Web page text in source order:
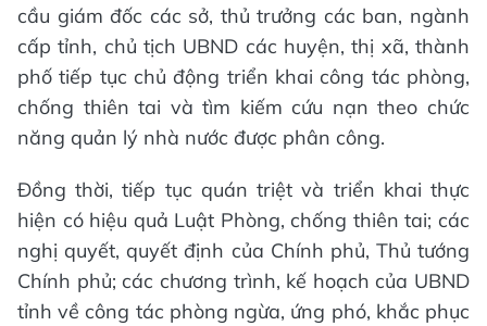
cầu giám đốc các sở, thủ trưởng các ban, ngành
cấp tỉnh, chủ tịch UBND các huyện, thị xã, thành
phố tiếp tục chủ động triển khai công tác phòng,
chống thiên tai và tìm kiếm cứu nạn theo chức
năng quản lý nhà nước được phân công.
Đồng thời, tiếp tục quán triệt và triển khai thực
hiện có hiệu quả Luật Phòng, chống thiên tai; các
nghị quyết, quyết định của Chính phủ, Thủ tướng
Chính phủ; các chương trình, kế hoạch của UBND
tỉnh về công tác phòng ngừa, ứng phó, khắc phục